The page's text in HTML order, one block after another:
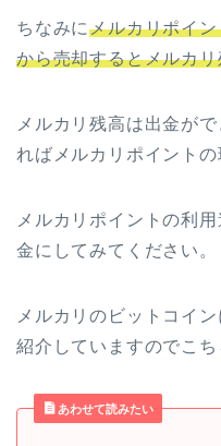
ちなみにメルカリポイ
から売却するとメルカ
メルカリ残高は出金が
ればメルカリポイントの
メルカリポイントの利
金にしてみてください。
メルカリのビットコイ
紹介していますのでこち
あわせて読みたい